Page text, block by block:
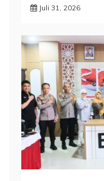
Juli 31, 2026